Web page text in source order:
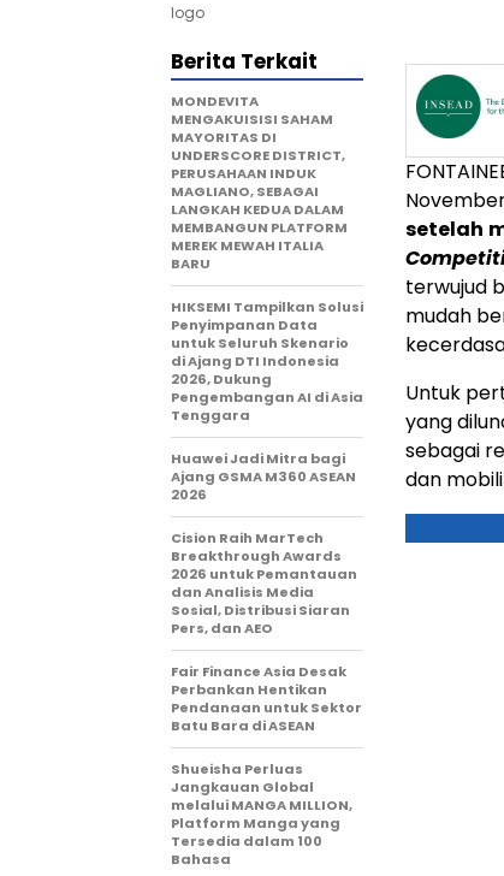
logo
setelah
terwujud
mudah
Untuk
yang
sebagai
dan
Berita Terkait
MONDEVITA
MENGAKUISISI SAHAM
MAYORITAS DI
UNDERSCORE DISTRICT,
PERUSAHAAN INDUK
MAGLIANO, SEBAGAI
LANGKAH KEDUA DALAM
MEMBANGUN PLATFORM
MEREK MEWAH ITALIA
BARU
HIKSEMI Tampilkan Solusi
Penyimpanan Data
untuk Seluruh Skenario
di Ajang DTI Indonesia
2026, Dukung
Pengembangan AI di Asia
Tenggara
Huawei Jadi Mitra bagi
Ajang GSMA M360 ASEAN
2026
Cision Raih MarTech
Breakthrough Awards
2026 untuk Pemantauan
dan Analisis Media
Sosial, Distribusi Siaran
Pers, dan AEO
Fair Finance Asia Desak
Perbankan Hentikan
Pendanaan untuk Sektor
Batu Bara di ASEAN
Shueisha Perluas
Jangkauan Global
melalui MANGA MILLION,
Platform Manga yang
Tersedia dalam 100
Bahasa